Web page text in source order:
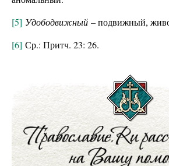
[5] Удободвижный – подвижный,
[6] Ср.: Притч. 23: 26.